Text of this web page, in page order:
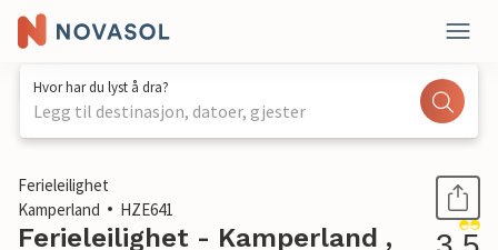
Hvor har du lyst å dra?
Legg til destinasjon, datoer, gjester
1 / 42
Ferieleilighet
Kamperland
HZE641
Ferieleilighet - Kamperland ,